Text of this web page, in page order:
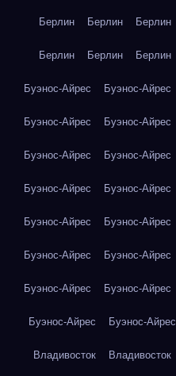
Берлин Берлин Берлин
Берлин Берлин Берлин
Буэнос-Айрес Буэнос-Айрес
Буэнос-Айрес Буэнос-Айрес
Буэнос-Айрес Буэнос-Айрес
Буэнос-Айрес Буэнос-Айрес
Буэнос-Айрес Буэнос-Айрес
Буэнос-Айрес Буэнос-Айрес
Буэнос-Айрес Буэнос-Айрес
Буэнос-Айрес Буэнос-Айрес
Владивосток Владивосток